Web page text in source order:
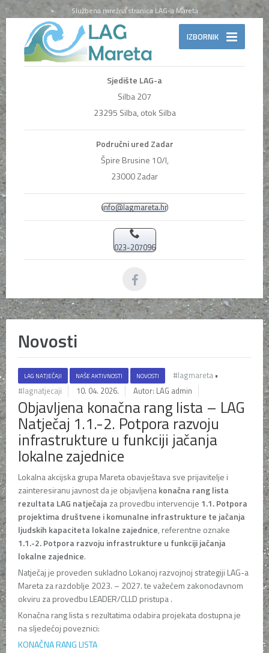
Službena mrežna stranica LAG-a Mareta
IZBORNIK
Sjedište LAG-a
Silba 207
23295 Silba, otok Silba
Područni ured Zadar
Špire Brusine 10/I,
23000 Zadar
info@lagmareta.hr
023-207096
Novosti
LAG NATJEČAJI NAŠE AKTIVNOSTI NOVOSTI #lagmareta •
#lagnatjecaji
10. 04. 2026. Autor: LAG admin
Objavljena konačna rang lista – LAG
Natječaj 1.1.-2. Potpora razvoju
infrastrukture u funkciji jačanja
lokalne zajednice
Lokalna akcijska grupa Mareta obavještava sve prijavitelje i
zainteresiranu javnost da je objavljenakonačna rang lista
rezultata LAG natječaja za provedbu intervencije 1.1. Potpora
projektima društvene i komunalne infrastrukture te jačanja
ljudskih kapaciteta lokalne zajednice, referentne oznake
1.1.-2. Potpora razvoju infrastrukture u funkciji jačanja
lokalne zajednice.
Natječaj je proveden sukladno Lokanoj razvojnoj strategiji LAG-a
Mareta za razdoblje 2023. – 2027. te važećem zakonodavnom
okviru za provedbu LEADER/CLLD pristupa .
Konačna rang lista s rezultatima odabira projekata dostupna je
na sljedećoj poveznici:
KONAČNA RANG LISTA